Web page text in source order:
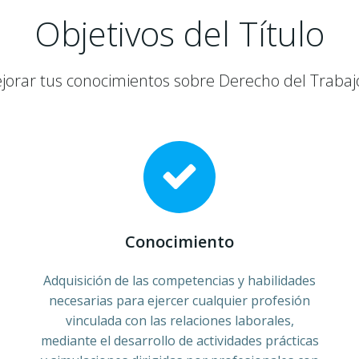
Objetivos del Título
tus conocimientos sobre Derecho del
Conocimiento
Adquisición de las competencias y habilidades
necesarias para ejercer cualquier profesión
vinculada con las relaciones laborales,
mediante el desarrollo de actividades prácticas